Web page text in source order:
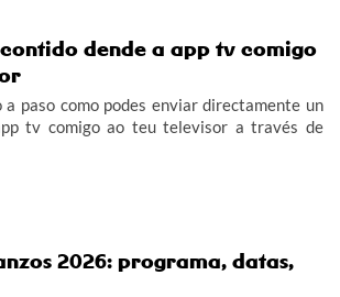
dende a app tv comigo
a paso como podes enviar directamente un
tv comigo ao teu televisor a través de
2026: programa, datas,